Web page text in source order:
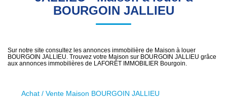
Nos Équipes
Avis Clients
Plus de critères Créer une alerte
BOURGOIN JALLIEU
Sur notre site consultez les annonces immobilière de Maison à louer
BOURGOIN JALLIEU. Trouvez votre Maison sur BOURGOIN JALLIEU grâce
aux annonces immobilières de LAFORÊT IMMOBILIER Bourgoin.
Achat / Vente Maison BOURGOIN JALLIEU